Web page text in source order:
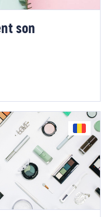
son